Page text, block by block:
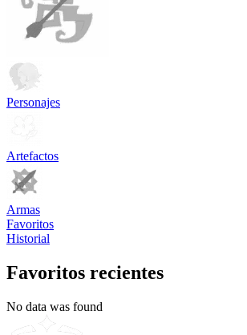
Personajes
Artefactos
Armas
Favoritos
Historial
Favoritos recientes
No data was found